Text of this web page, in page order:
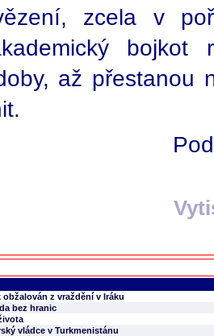
zcela v
bojkot
až přestanou
obžalován z vraždění v Iráku
bez hranic
vládce v Turkmenistánu